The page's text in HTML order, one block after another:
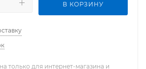
В КОРЗИНУ
только для интернет-магазина и